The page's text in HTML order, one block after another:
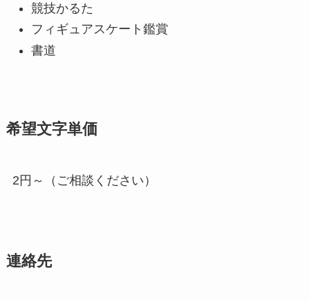
競技かるた
フィギュアスケート鑑賞
書道
希望文字単価
2円～（ご相談ください）
連絡先